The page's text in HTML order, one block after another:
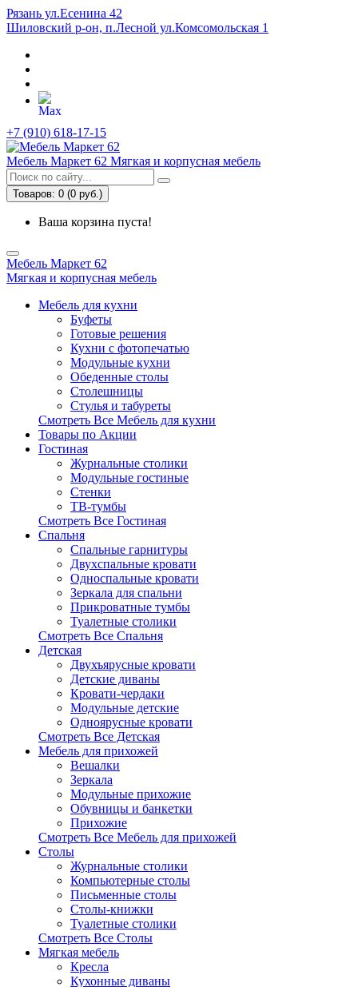
Рязань ул.Есенина 42
Шиловский р-он, п.Лесной ул.Комсомольская 1
+7 (910) 618-17-15
Мебель Маркет 62 Мягкая и корпусная мебель
Товаров: 0 (0 руб.)
Ваша корзина пуста!
Мебель Маркет 62
Мягкая и корпусная мебель
Мебель для кухни
Буфеты
Готовые решения
Кухни с фотопечатью
Модульные кухни
Обеденные столы
Столешницы
Стулья и табуреты
Смотреть Все Мебель для кухни
Товары по Акции
Гостиная
Журнальные столики
Модульные гостиные
Стенки
ТВ-тумбы
Смотреть Все Гостиная
Спальня
Спальные гарнитуры
Двухспальные кровати
Односпальные кровати
Зеркала для спальни
Прикроватные тумбы
Туалетные столики
Смотреть Все Спальня
Детская
Двухъярусные кровати
Детские диваны
Кровати-чердаки
Модульные детские
Одноярусные кровати
Смотреть Все Детская
Мебель для прихожей
Вешалки
Зеркала
Модульные прихожие
Обувницы и банкетки
Прихожие
Смотреть Все Мебель для прихожей
Столы
Журнальные столики
Компьютерные столы
Письменные столы
Столы-книжки
Туалетные столики
Смотреть Все Столы
Мягкая мебель
Кресла
Кухонные диваны